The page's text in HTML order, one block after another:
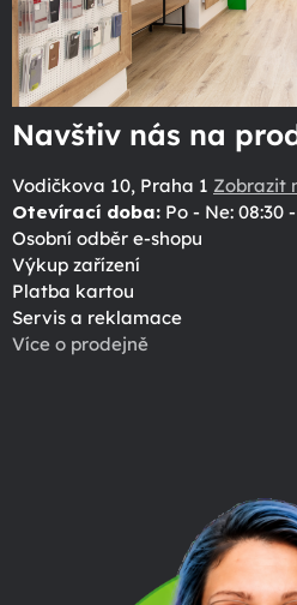
Navštiv nás na
Vodičkova 10, Praha 1 Zobrazit
Otevírací doba: Po - Ne: 08:30
Osobní odběr e-shopu
Výkup zařízení
Platba kartou
Servis a reklamace
Více o prodejně